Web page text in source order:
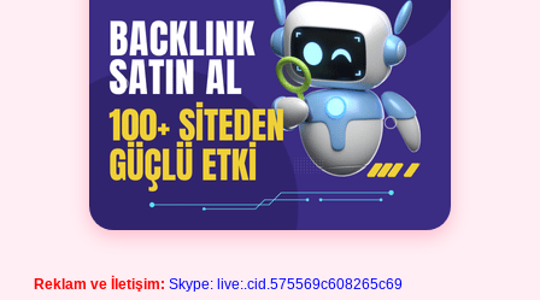
Reklam ve İletişim: Skype: live:.cid.575569c608265c69